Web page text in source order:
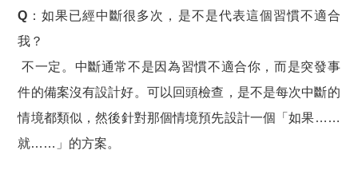
Q：如果已經中斷很多次，是不是代表這個習慣不適合
我？
不一定。中斷通常不是因為習慣不適合你，而是突發事
件的備案沒有設計好。可以回頭檢查，是不是每次中斷的
情境都類似，然後針對那個情境預先設計一個「如果……
就……」的方案。